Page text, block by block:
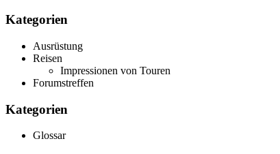
Kategorien
Ausrüstung
Reisen
Impressionen von Touren
Forumstreffen
Kategorien
Glossar